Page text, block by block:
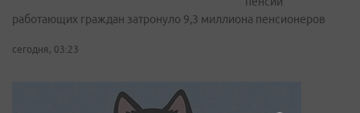
работающих граждан затронуло 9,3 миллиона пенсионеров
сегодня, 03:23